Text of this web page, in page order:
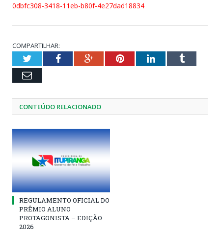
0dbfc308-3418-11eb-b80f-4e27dad18834
COMPARTILHAR:
TwitterFacebookGoogle+PinterestLinkedInTumblr
Email
CONTEÚDO RELACIONADO
REGULAMENTO OFICIAL DO
PRÊMIO ALUNO
PROTAGONISTA – EDIÇÃO
2026